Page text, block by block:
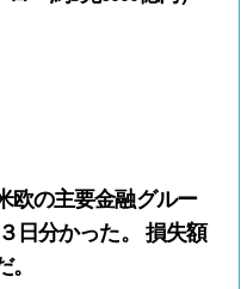
欧の主要金融グルー
日分かった。 損失額